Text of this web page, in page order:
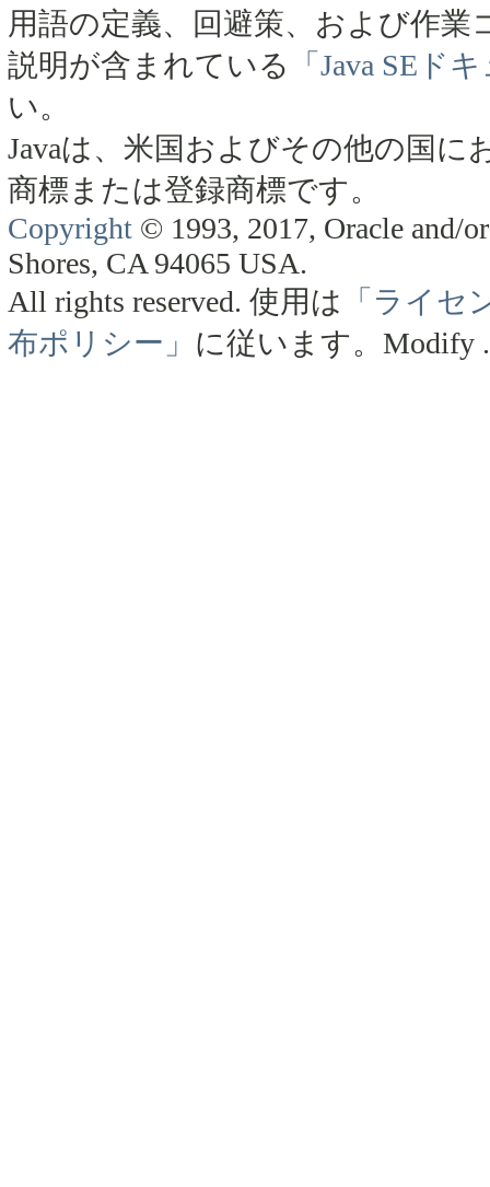
用語の定義、回避策、および作
説明が含まれている
「Java SEド
い。
Javaは、米国およびその他の国に
商標または登録商標です。
Copyright © 1993, 2017, Oracle and/
Shores, CA 94065 USA.
All rights reserved. 使用は 「ライセ
布ポリシー」 に従います。 Modify